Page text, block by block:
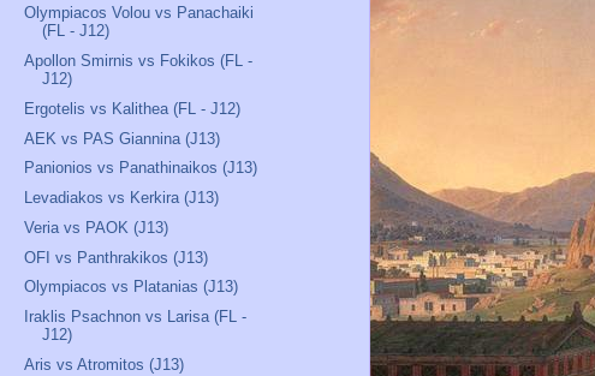
Olympiacos Volou vs Panachaiki
(FL - J12)
Apollon Smirnis vs Fokikos (FL -
J12)
Ergotelis vs Kalithea (FL - J12)
AEK vs PAS Giannina (J13)
Panionios vs Panathinaikos (J13)
Levadiakos vs Kerkira (J13)
Veria vs PAOK (J13)
OFI vs Panthrakikos (J13)
Olympiacos vs Platanias (J13)
Iraklis Psachnon vs Larisa (FL -
J12)
Aris vs Atromitos (J13)